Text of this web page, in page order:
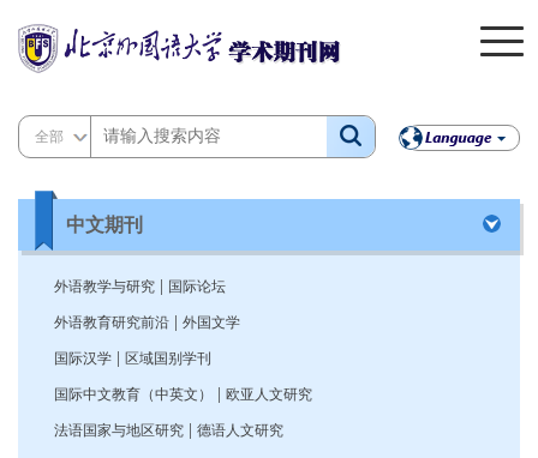
全部
中文期刊
外语教学与研究 国际论坛
外语教育研究前沿 外国文学
国际汉学 区域国别学刊
国际中文教育（中英文） 欧亚人文研究
法语国家与地区研究 德语人文研究